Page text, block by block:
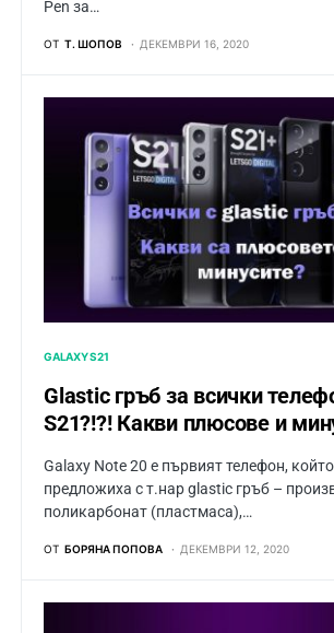
Pen за…
ОТ Т. ШОПОВ ДЕКЕМВРИ 16, 2020
GALAXY S21
Glastic гръб за всички
S21?!?! Какви плюсове и
Galaxy Note 20 е първият телефон,
предложиха с т.нар glastic гръб –
поликарбонат (пластмаса),…
ОТ БОРЯНА ПОПОВА ДЕКЕМВРИ 12, 2020